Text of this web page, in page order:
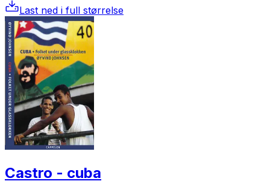
Last ned i full størrelse
Castro - cuba